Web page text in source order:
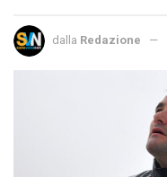
dalla Redazione